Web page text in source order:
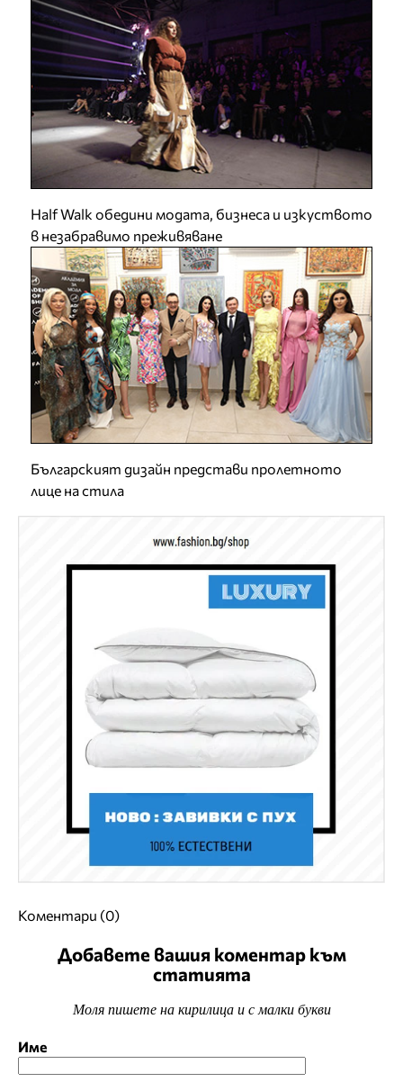
Half Walk обедини модата, бизнеса и изкуството
в незабравимо преживяване
Българският дизайн представи пролетното
лице на стила
Коментари (0)
Добавете вашия коментар към
статията
Моля пишете на кирилица и с малки букви
Име